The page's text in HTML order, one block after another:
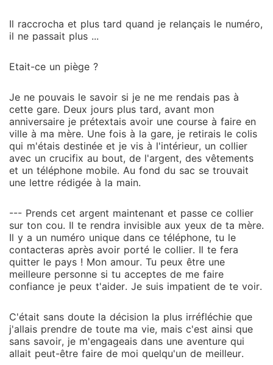
Il raccrocha et plus tard quand je relançais le numéro,
il ne passait plus ...
Etait-ce un piège ?
Je ne pouvais le savoir si je ne me rendais pas à
cette gare. Deux jours plus tard, avant mon
anniversaire je prétextais avoir une course à faire en
ville à ma mère. Une fois à la gare, je retirais le colis
qui m'étais destinée et je vis à l'intérieur, un collier
avec un crucifix au bout, de l'argent, des vêtements
et un téléphone mobile. Au fond du sac se trouvait
une lettre rédigée à la main.
--- Prends cet argent maintenant et passe ce collier
sur ton cou. Il te rendra invisible aux yeux de ta mère.
Il y a un numéro unique dans ce téléphone, tu le
contacteras après avoir porté le collier. Il te fera
quitter le pays ! Mon amour. Tu peux être une
meilleure personne si tu acceptes de me faire
confiance je peux t'aider. Je suis impatient de te voir.
C'était sans doute la décision la plus irréfléchie que
j'allais prendre de toute ma vie, mais c'est ainsi que
sans savoir, je m'engageais dans une aventure qui
allait peut-être faire de moi quelqu'un de meilleur.